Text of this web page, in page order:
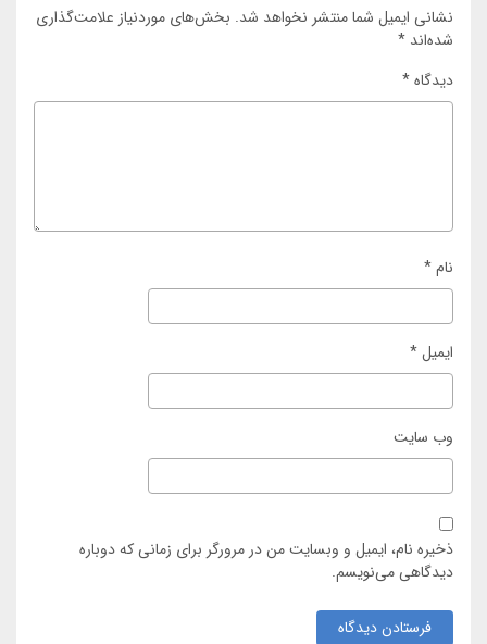
نشانی ایمیل شما منتشر نخواهد شد. بخش‌های موردنیاز علامت‌گذاری
شده‌اند *
دیدگاه*
نام*
ایمیل*
وب‌ سایت
ذخیره نام، ایمیل و وبسایت من در مرورگر برای زمانی که دوباره
دیدگاهی می‌نویسم.